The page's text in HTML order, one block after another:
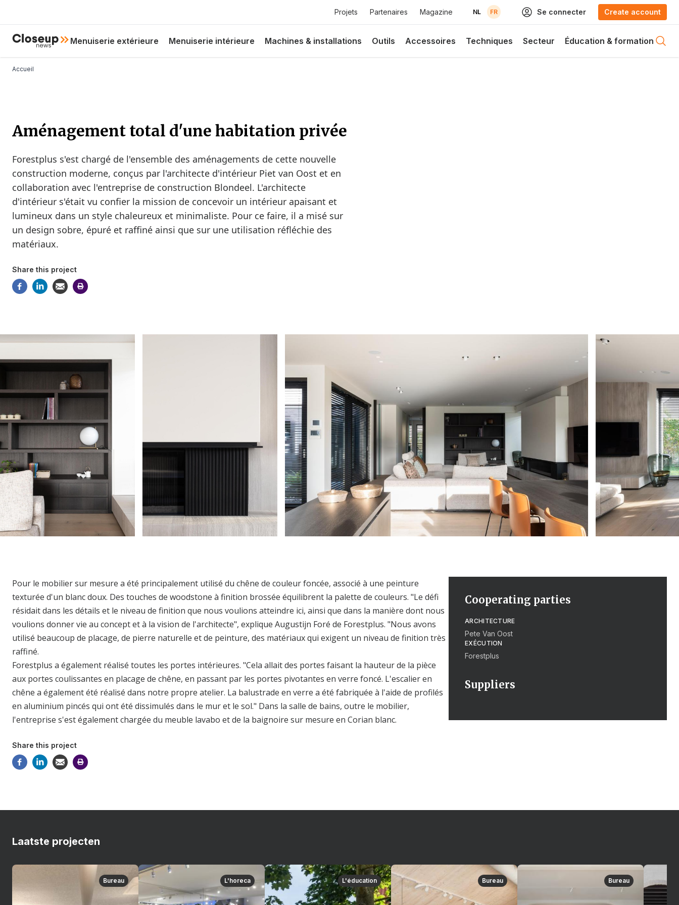
principal
Top
Projets Partenaires Magazine NL FR Se connecter Create account
Close Up NewsMenuiserie extérieure
Menuiserie intérieure Machines & installations Outils Accessoires Techniques Secteur Éducation & formation
Fil d'Ariane
Accueil
Aménagement total d'une habitation privée
Forestplus s'est chargé de l'ensemble des aménagements de cette nouvelle
construction moderne, conçus par l'architecte d'intérieur Piet van Oost et en
collaboration avec l'entreprise de construction Blondeel. L'architecte
d'intérieur s'était vu confier la mission de concevoir un intérieur apaisant et
lumineux dans un style chaleureux et minimaliste. Pour ce faire, il a misé sur
un design sobre, épuré et raffiné ainsi que sur une utilisation réfléchie des
matériaux.
Share this project
Pour le mobilier sur mesure a été principalement utilisé du chêne de couleur foncée, associé à une peinture
texturée d'un blanc doux. Des touches de woodstone à finition brossée équilibrent la palette de couleurs. "Le défi
résidait dans les détails et le niveau de finition que nous voulions atteindre ici, ainsi que dans la manière dont nous
voulions donner vie au concept et à la vision de l'architecte", explique Augustijn Foré de Forestplus. "Nous avons
utilisé beaucoup de placage, de pierre naturelle et de peinture, des matériaux qui exigent un niveau de finition très
raffiné.
Forestplus a également réalisé toutes les portes intérieures. "Cela allait des portes faisant la hauteur de la pièce
aux portes coulissantes en placage de chêne, en passant par les portes pivotantes en verre foncé. L'escalier en
chêne a également été réalisé dans notre propre atelier. La balustrade en verre a été fabriquée à l'aide de profilés
en aluminium pincés qui ont été dissimulés dans le mur et le sol." Dans la salle de bains, outre le mobilier,
l'entreprise s'est également chargée du meuble lavabo et de la baignoire sur mesure en Corian blanc.
Share this project
Cooperating parties
ARCHITECTURE
Pete Van Oost
EXÉCUTION
Forestplus
Suppliers
Laatste projecten
Bureau L'horeca L'éducation Bureau Bureau